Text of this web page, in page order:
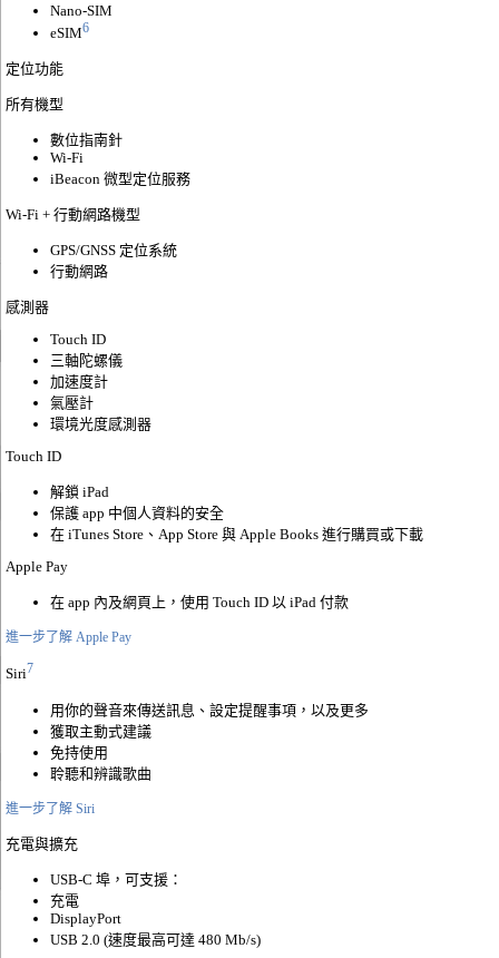
Nano‑SIM
eSIM6
定位功能
所有機型
數位指南針
Wi-Fi
iBeacon 微型定位服務
Wi-Fi + 行動網路機型
GPS/GNSS 定位系統
行動網路
感測器
Touch ID
三軸陀螺儀
加速度計
氣壓計
環境光度感測器
Touch ID
解鎖 iPad
保護 app 中個人資料的安全
在 iTunes Store、App Store 與 Apple Books 進行購買或下載
Apple Pay
在 app 內及網頁上，使用 Touch ID 以 iPad 付款
進一步了解 Apple Pay
Siri7
用你的聲音來傳送訊息、設定提醒事項，以及更多
獲取主動式建議
免持使用
聆聽和辨識歌曲
進一步了解 Siri
充電與擴充
USB-C 埠，可支援：
充電
DisplayPort
USB 2.0 (速度最高可達 480 Mb/s)